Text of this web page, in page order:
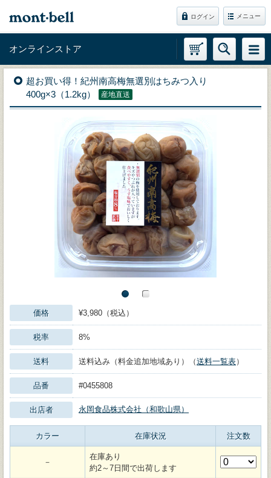
ログイン メニュー
オンラインストア
超お買い得！紀州南高梅無選別はちみつ入り
400g×3（1.2kg）
産地直送
価格 ¥3,980（税込）
税率 8%
送料 送料込み（料金追加地域あり）（送料一覧表）
品番 #0455808
出店者 永岡食品株式会社（和歌山県）
カラー 在庫状況 注文数
－
在庫あり
約2～7日間で出荷します